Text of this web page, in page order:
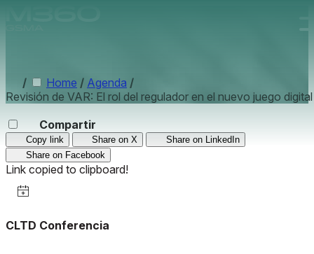
/ Home / Agenda /
Revisión de VAR: El rol del regulador en el nuevo juego digital
Compartir
Copy link Share on X
Share on LinkedIn
Share on Facebook
Link copied to clipboard!
CLTD Conferencia